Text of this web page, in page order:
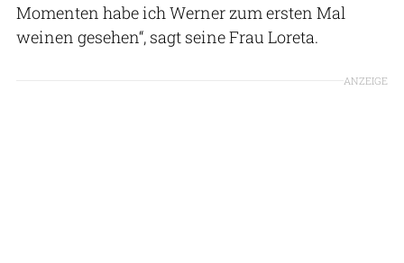
Momenten habe ich Werner zum ersten Mal
weinen gesehen“, sagt seine Frau Loreta.
ANZEIGE